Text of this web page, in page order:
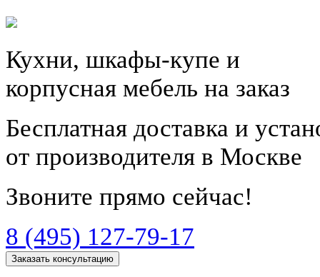
Кухни, шкафы-купе и
корпусная мебель на заказ
Бесплатная доставка и
от производителя в Москве
Звоните прямо сейчас!
8 (495) 127-79-17
Заказать консультацию